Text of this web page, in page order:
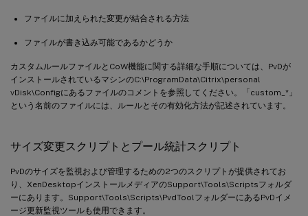
ファイルに加えられた変更が結合される方法
ファイルが書き込み可能であるかどうか
カスタムルールファイルとCoW機能に関する詳細な手順については、PvDが
インストールされているマシンのC:\ProgramData\Citrix\personal
vDisk\Configにあるファイルのコメントを参照してください。「custom_*」
という名前のファイルには、ルールとその有効化方法が記述されています。
サイズ変更スクリプトとプール統計スクリプト
PvDのサイズを監視および管理するための2つのスクリプトが提供されてお
り、XenDesktopインストールメディアのSupport\Tools\Scriptsフォルダ
ーにあります。Support\Tools\Scripts\PvdToolフォルダーにあるPvDイメ
ージ更新監視ツールも使用できます。